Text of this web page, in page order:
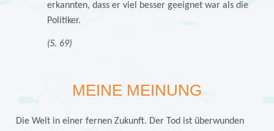
erkannten, dass er viel besser geeignet war als die
Politiker.
(S. 69)
MEINE MEINUNG
Die Welt in einer fernen Zukunft. Der Tod ist überwunden